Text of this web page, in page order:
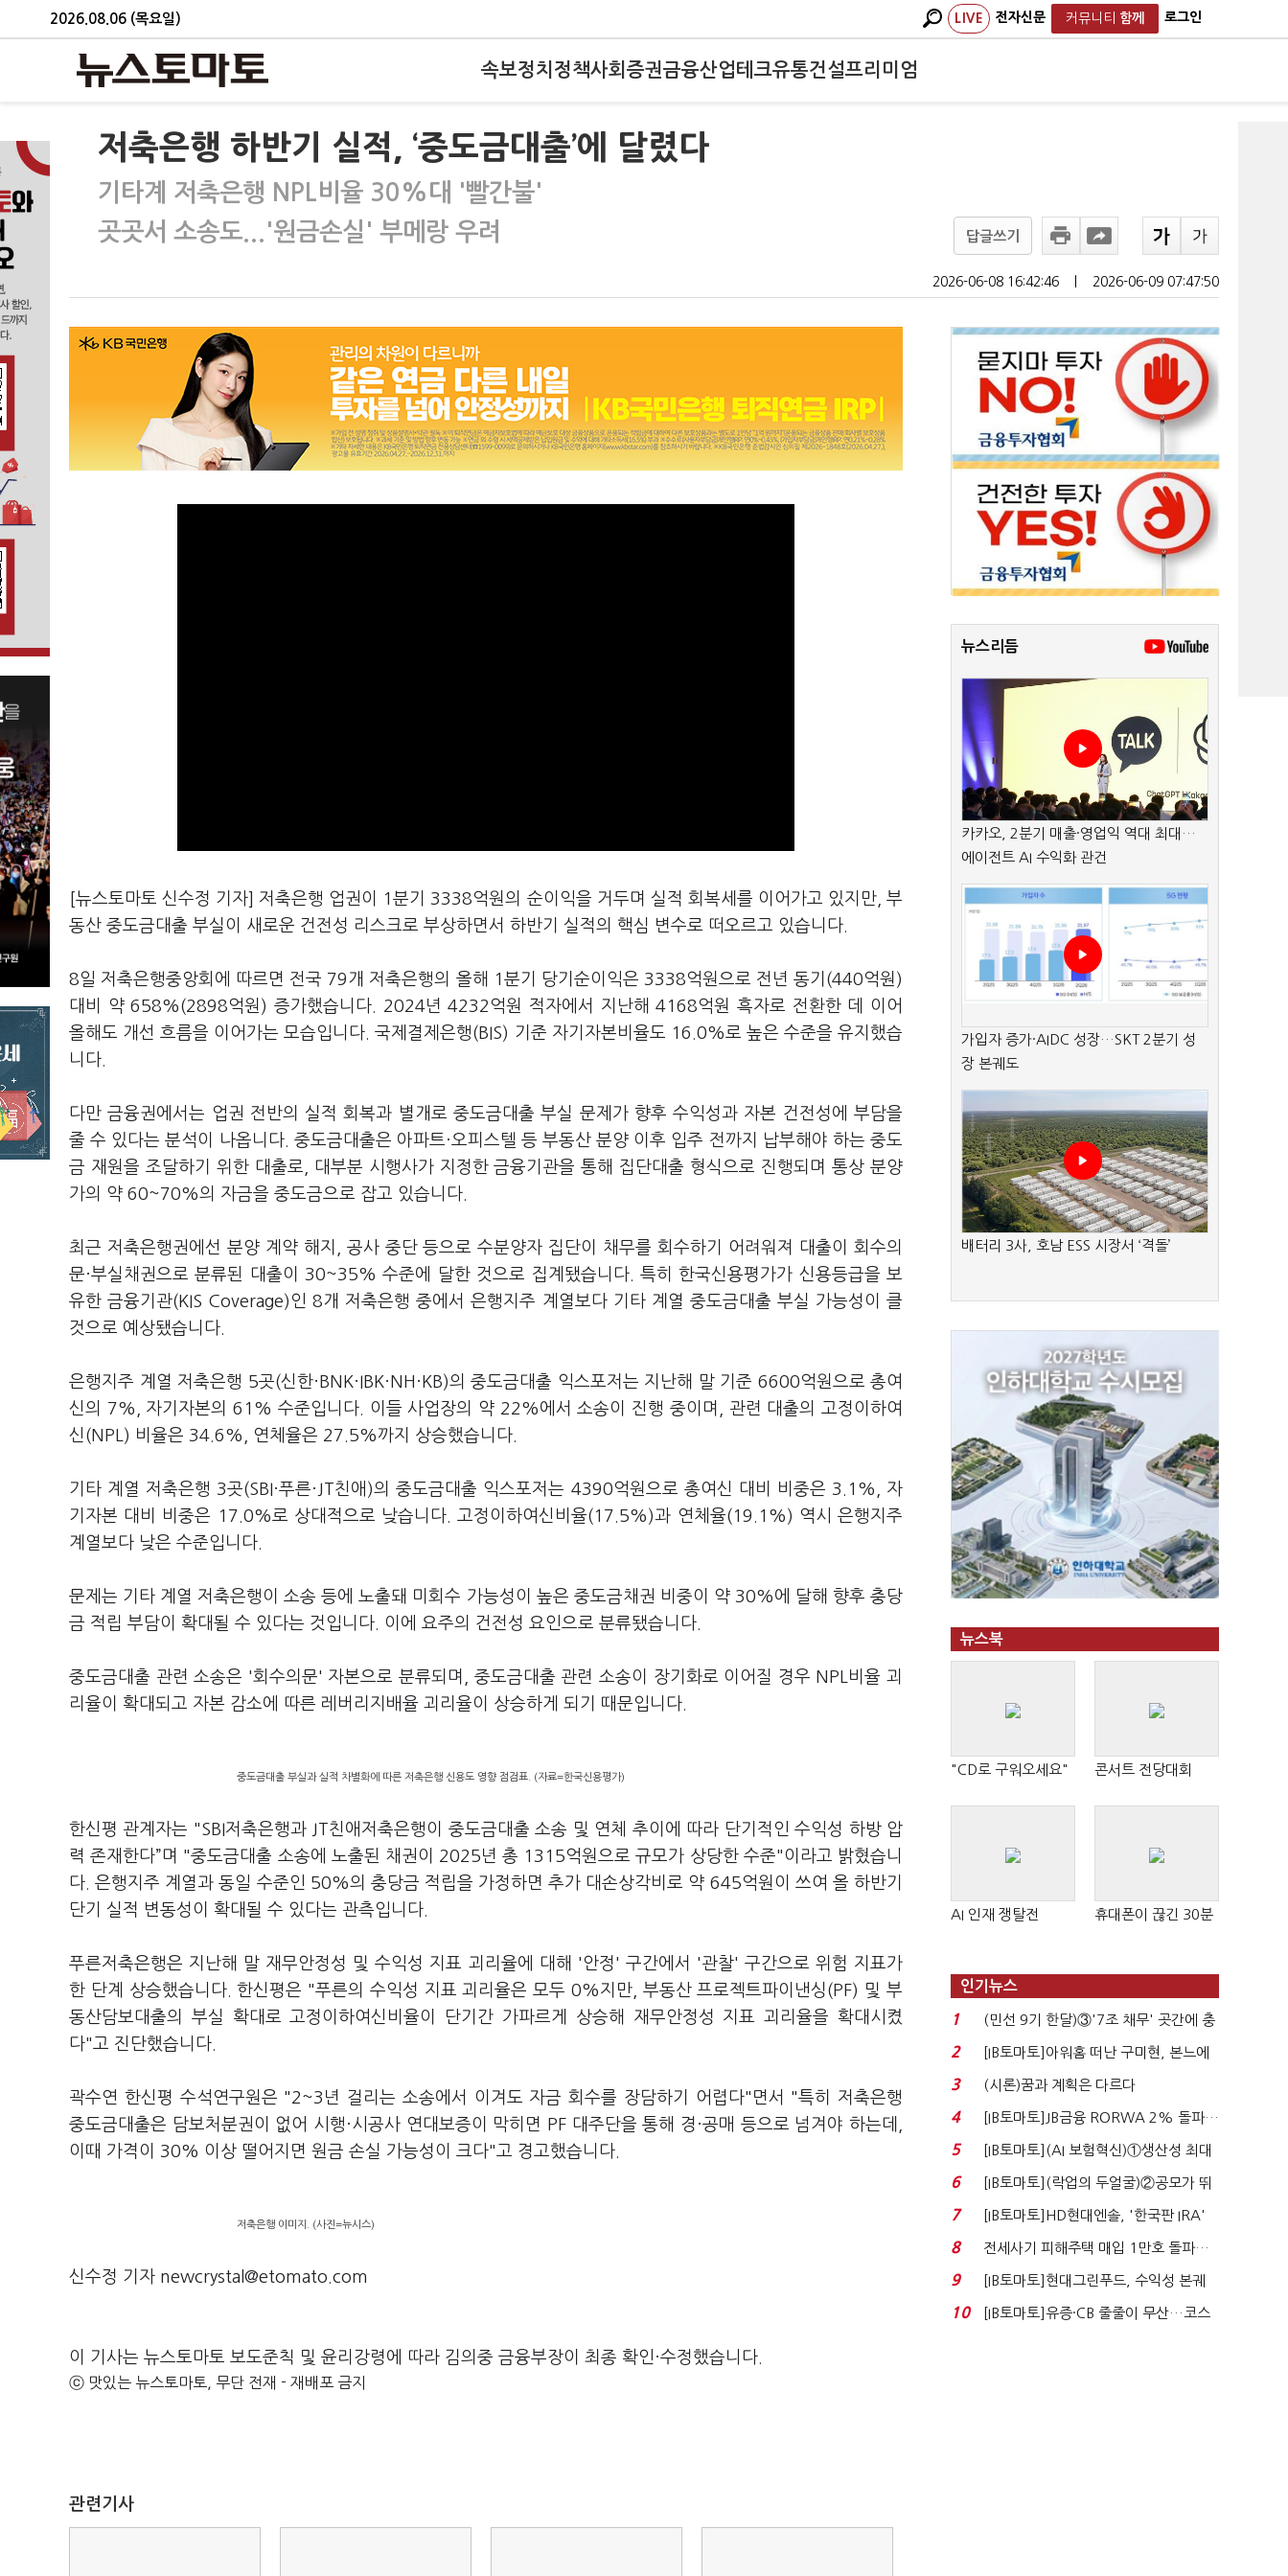
2026.08.06 (목요일) LIVE 전자신문 커뮤니티 함께 로그인
속보정치 정책사회 증권금융산업테크유통건설프리미엄
저축은행 하반기 실적, ‘중도금대출’에 달렸다
기타계 저축은행 NPL비율 30%대 '빨간불'
곳곳서 소송도...'원금손실' 부메랑 우려
답글쓰기
2026-06-08 16:42:46 2026-06-09 07:47:50
[뉴스토마토 신수정 기자] 저축은행 업권이 1분기 3338억원의 순이익을 거두며 실적 회복세를 이어가고 있지만, 부
동산 중도금대출 부실이 새로운 건전성 리스크로 부상하면서 하반기 실적의 핵심 변수로 떠오르고 있습니다.
8일 저축은행중앙회에 따르면 전국 79개 저축은행의 올해 1분기 당기순이익은 3338억원으로 전년 동기(440억원)
대비 약 658%(2898억원) 증가했습니다. 2024년 4232억원 적자에서 지난해 4168억원 흑자로 전환한 데 이어
올해도 개선 흐름을 이어가는 모습입니다. 국제결제은행(BIS) 기준 자기자본비율도 16.0%로 높은 수준을 유지했습
니다.
다만 금융권에서는 업권 전반의 실적 회복과 별개로 중도금대출 부실 문제가 향후 수익성과 자본 건전성에 부담을
줄 수 있다는 분석이 나옵니다. 중도금대출은 아파트·오피스텔 등 부동산 분양 이후 입주 전까지 납부해야 하는 중도
금 재원을 조달하기 위한 대출로, 대부분 시행사가 지정한 금융기관을 통해 집단대출 형식으로 진행되며 통상 분양
가의 약 60~70%의 자금을 중도금으로 잡고 있습니다.
최근 저축은행권에선 분양 계약 해지, 공사 중단 등으로 수분양자 집단이 채무를 회수하기 어려워져 대출이 회수의
문·부실채권으로 분류된 대출이 30~35% 수준에 달한 것으로 집계됐습니다. 특히 한국신용평가가 신용등급을 보
유한 금융기관(KIS Coverage)인 8개 저축은행 중에서 은행지주 계열보다 기타 계열 중도금대출 부실 가능성이 클
것으로 예상됐습니다.
은행지주 계열 저축은행 5곳(신한·BNK·IBK·NH·KB)의 중도금대출 익스포저는 지난해 말 기준 6600억원으로 총여
신의 7%, 자기자본의 61% 수준입니다. 이들 사업장의 약 22%에서 소송이 진행 중이며, 관련 대출의 고정이하여
신(NPL) 비율은 34.6%, 연체율은 27.5%까지 상승했습니다.
기타 계열 저축은행 3곳(SBI·푸른·JT친애)의 중도금대출 익스포저는 4390억원으로 총여신 대비 비중은 3.1%, 자
기자본 대비 비중은 17.0%로 상대적으로 낮습니다. 고정이하여신비율(17.5%)과 연체율(19.1%) 역시 은행지주
계열보다 낮은 수준입니다.
문제는 기타 계열 저축은행이 소송 등에 노출돼 미회수 가능성이 높은 중도금채권 비중이 약 30%에 달해 향후 충당
금 적립 부담이 확대될 수 있다는 것입니다. 이에 요주의 건전성 요인으로 분류됐습니다.
중도금대출 관련 소송은 '회수의문' 자본으로 분류되며, 중도금대출 관련 소송이 장기화로 이어질 경우 NPL비율 괴
리율이 확대되고 자본 감소에 따른 레버리지배율 괴리율이 상승하게 되기 때문입니다.
중도금대출 부실과 실적 차별화에 따른 저축은행 신용도 영향 점검표. (자료=한국신용평가)
한신평 관계자는 "SBI저축은행과 JT친애저축은행이 중도금대출 소송 및 연체 추이에 따라 단기적인 수익성 하방 압
력 존재한다”며 "중도금대출 소송에 노출된 채권이 2025년 총 1315억원으로 규모가 상당한 수준"이라고 밝혔습니
다. 은행지주 계열과 동일 수준인 50%의 충당금 적립을 가정하면 추가 대손상각비로 약 645억원이 쓰여 올 하반기
단기 실적 변동성이 확대될 수 있다는 관측입니다.
푸른저축은행은 지난해 말 재무안정성 및 수익성 지표 괴리율에 대해 '안정' 구간에서 '관찰' 구간으로 위험 지표가
한 단계 상승했습니다. 한신평은 "푸른의 수익성 지표 괴리율은 모두 0%지만, 부동산 프로젝트파이낸싱(PF) 및 부
동산담보대출의 부실 확대로 고정이하여신비율이 단기간 가파르게 상승해 재무안정성 지표 괴리율을 확대시켰
다"고 진단했습니다.
곽수연 한신평 수석연구원은 "2~3년 걸리는 소송에서 이겨도 자금 회수를 장담하기 어렵다"면서 "특히 저축은행
중도금대출은 담보처분권이 없어 시행·시공사 연대보증이 막히면 PF 대주단을 통해 경·공매 등으로 넘겨야 하는데,
이때 가격이 30% 이상 떨어지면 원금 손실 가능성이 크다"고 경고했습니다.
저축은행 이미지. (사진=뉴시스)
신수정 기자 newcrystal@etomato.com
이 기사는 뉴스토마토 보도준칙 및 윤리강령에 따라 김의중 금융부장이 최종 확인·수정했습니다.
ⓒ 맛있는 뉴스토마토, 무단 전재 - 재배포 금지
관련기사
뉴스리듬
카카오, 2분기 매출·영업익 역대 최대…
에이전트 AI 수익화 관건
가입자 증가·AIDC 성장…SKT 2분기 성
장 본궤도
배터리 3사, 호남 ESS 시장서 ‘격돌’
뉴스북
"CD로 구워오세요" 콘서트 전당대회
AI 인재 쟁탈전 휴대폰이 끊긴 30분
인기뉴스
1
(민선 9기 한달)③'7조 채무' 곳간에 충
격…추미애, 20년...
2
[IB토마토]아워홈 떠난 구미현, 본느에
340억 베팅…가...
3 (시론)꿈과 계획은 다르다
4
[IB토마토]JB금융 RORWA 2% 돌파…
실적 견인은 은행 ...
5
[IB토마토](AI 보험혁신)①생산성 최대
80% 개선…현실...
6
[IB토마토](락업의 두얼굴)②공모가 뛰
자 첫날 매도…FI ...
7
[IB토마토]HD현대엔솔, '한국판 IRA'
수혜 부상…세액공...
8
전세사기 피해주택 매입 1만호 돌파…
누적 피해자 4만2...
9
[IB토마토]현대그린푸드, 수익성 본궤
도…실적 개선에 ...
10
[IB토마토]유증·CB 줄줄이 무산…코스